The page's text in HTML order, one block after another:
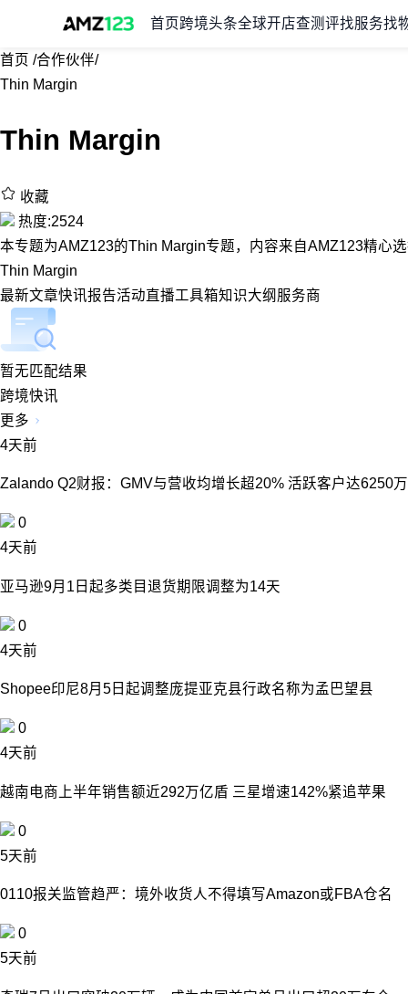
首页 跨境头条全球开店查测评找服务找
首页 /合作伙伴/
Thin Margin
Thin Margin
收藏
热度:2524
本专题为AMZ123的Thin Margin专题，内容来自AMZ123精心
Thin Margin
最新文章快讯报告活动直播工具箱知识大纲 服务商
暂无匹配结果
跨境快讯
更多
4天前
Zalando Q2财报：GMV与营收均增长超20% 活跃客户达6250万
0
4天前
亚马逊9月1日起多类目退货期限调整为14天
0
4天前
Shopee印尼8月5日起调整庞提亚克县行政名称为孟巴望县
0
4天前
越南电商上半年销售额近292万亿盾 三星增速142%紧追苹果
0
5天前
0110报关监管趋严：境外收货人不得填写Amazon或FBA仓名
0
5天前